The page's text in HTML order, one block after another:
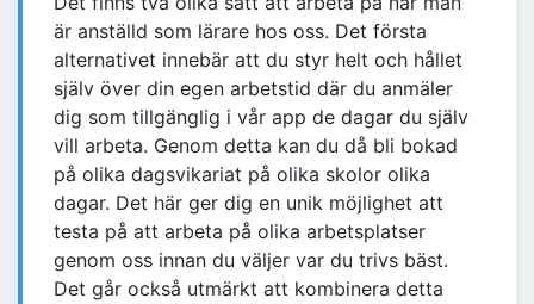
är anställd som lärare hos oss. Det första
alternativet innebär att du styr helt och hållet
själv över din egen arbetstid där du anmäler
dig som tillgänglig i vår app de dagar du själv
vill arbeta. Genom detta kan du då bli bokad
på olika dagsvikariat på olika skolor olika
dagar. Det här ger dig en unik möjlighet att
testa på att arbeta på olika arbetsplatser
genom oss innan du väljer var du trivs bäst.
Det går också utmärkt att kombinera detta